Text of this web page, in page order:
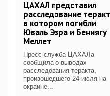
ЦАХАЛ представил
расследование
в котором погибли
Юваль Эзра и Бениягу
Меллет
Пресс-служба ЦАХАЛа
сообщила о выводах
расследования теракта,
произошедшего 24 июля на
окраине...